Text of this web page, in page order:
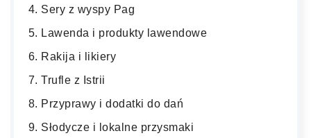
Sery z wyspy Pag
Lawenda i produkty lawendowe
Rakija i likiery
Trufle z Istrii
Przyprawy i dodatki do dań
Słodycze i lokalne przysmaki